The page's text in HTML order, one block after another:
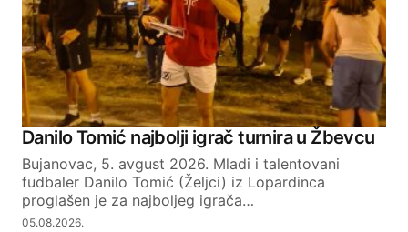
Danilo Tomić najbolji igrač turnira u Žbevcu
Bujanovac, 5. avgust 2026. Mladi i talentovani
fudbaler Danilo Tomić (Željci) iz Lopardinca
proglašen je za najboljeg igrača…
05.08.2026.